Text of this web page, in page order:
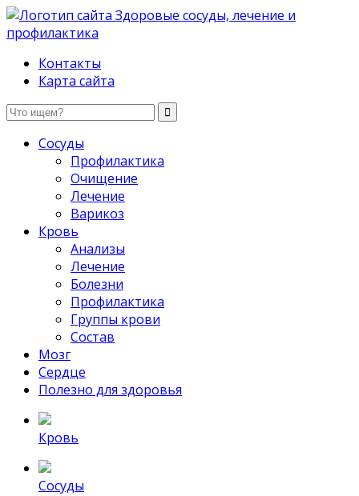
Здоровые сосуды, лечение и профилактика
Контакты
Карта сайта
Сосуды
Профилактика
Очищение
Лечение
Варикоз
Кровь
Анализы
Лечение
Болезни
Профилактика
Группы крови
Состав
Мозг
Сердце
Полезно для здоровья
Кровь
Сосуды